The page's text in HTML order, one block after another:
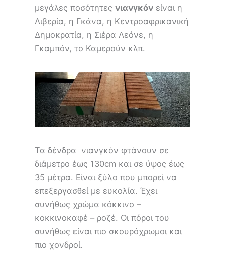
μεγάλες ποσότητεςνιανγκόν είναι η
Λιβερία, η Γκάνα, η Κεντροαφρικανική
Δημοκρατία, η Σιέρα Λεόνε, η
Γκαμπόν, το Καμερούν κλπ.
Τα δένδρα νιανγκόν φτάνουν σε
διάμετρο έως 130cm και σε ύψος έως
35 μέτρα. Είναι ξύλο που μπορεί να
επεξεργασθεί με ευκολία. Έχει
συνήθως χρώμα κόκκινο –
κοκκινοκαφέ – ροζέ. Οι πόροι του
συνήθως είναι πιο σκουρόχρωμοι και
πιο χονδροί.